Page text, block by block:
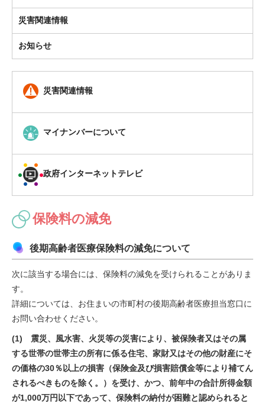
災害関連情報
お知らせ
災害関連情報
マイナンバーについて
政府インターネットテレビ
保険料の減免
後期高齢者医療保険料の減免について
次に該当する場合には、保険料の減免を受けられることがありま
す。
詳細については、お住まいの市町村の後期高齢者医療担当窓口に
お問い合わせください。
(1) 震災、風水害、火災等の災害により、被保険者又はその属
する世帯の世帯主の所有に係る住宅、家財又はその他の財産にそ
の価格の30％以上の損害（保険金及び損害賠償金等により補てん
されるべきものを除く。）を受け、かつ、前年中の合計所得金額
が1,000万円以下であって、保険料の納付が困難と認められると